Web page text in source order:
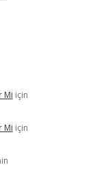
Mi için
Mi için